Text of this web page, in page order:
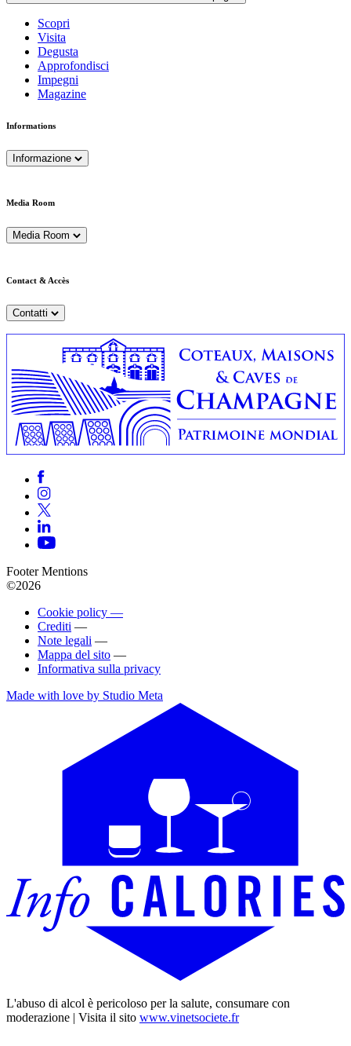
Scopri
Visita
Degusta
Approfondisci
Impegni
Magazine
Informations
Informazione
Media Room
Media Room
Contact & Accès
Contatti
Footer Mentions
©2026
Cookie policy —
Crediti —
Note legali —
Mappa del sito —
Informativa sulla privacy
Made with love by Studio Meta
L'abuso di alcol è pericoloso per la salute, consumare con
moderazione | Visita il sito www.vinetsociete.fr